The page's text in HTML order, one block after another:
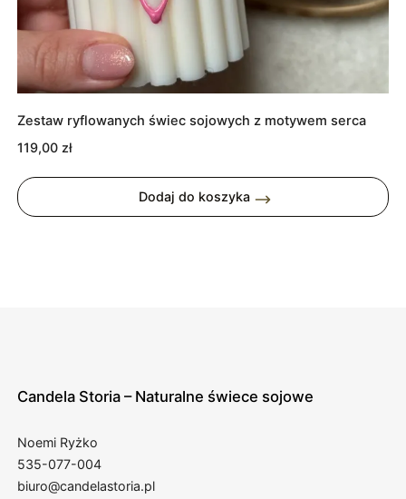
Zestaw ryflowanych świec sojowych z motywem serca
119,00 zł
Dodaj do koszyka
Candela Storia – Naturalne świece sojowe
Noemi Ryżko
535-077-004
biuro@candelastoria.pl